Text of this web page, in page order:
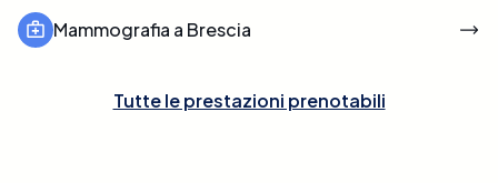
Mammografia a Brescia
Tutte le prestazioni prenotabili